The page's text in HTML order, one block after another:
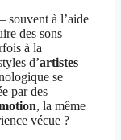
souvent à l’aide
des sons
à la
d’artistes
se
par des
, la même
vécue ?